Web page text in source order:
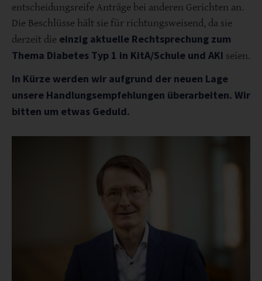
entscheidungsreife Anträge bei anderen Gerichten an.
Die Beschlüsse hält sie für richtungsweisend, da sie
derzeit die einzig aktuelle Rechtsprechung zum
Thema Diabetes Typ 1 in KitA/Schule und AKI seien.
In Kürze werden wir aufgrund der neuen Lage
unsere Handlungsempfehlungen überarbeiten. Wir
bitten um etwas Geduld.